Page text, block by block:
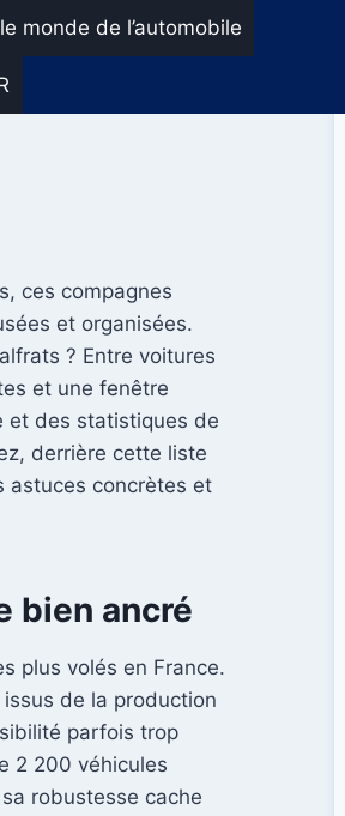
monde de l’automobile
ces compagnes
et organisées.
? Entre voitures
et une fenêtre
et des statistiques de
derrière cette liste
astuces concrètes et
bien ancré
plus volés en France.
de la production
parfois trop
2 200 véhicules
robustesse cache